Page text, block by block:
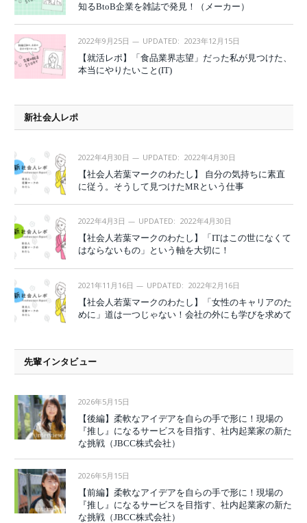
知るBtoB企業を雑誌で発見！（メーカー）
2022年9月25日 UPDATED: 2023年12月15日
【就活レポ】「食品業界志望」だった私が見つけた、
本当にやりたいこと(IT)
新社会人レポ
2022年4月30日 UPDATED: 2022年4月30日
【社会人若葉マークのわたし】 自分の気持ちに素直
に従う。そうして見つけたMRという仕事
2022年4月3日 UPDATED: 2022年4月30日
【社会人若葉マークのわたし】「ITはこの世になくて
はならないもの」という軸を大切に！
2021年11月16日 UPDATED: 2022年2月16日
【社会人若葉マークのわたし】「女性のキャリアのた
めに」道は一つじゃない！会社の外にも学びを求めて
先輩インタビュー
2026年5月15日
【後編】柔軟なアイデアを自らの手で形に！現場の
『推し』になるサービスを目指す、社内起業家の新た
な挑戦（JBCC株式会社）
2026年5月15日
【前編】柔軟なアイデアを自らの手で形に！現場の
『推し』になるサービスを目指す、社内起業家の新た
な挑戦（JBCC株式会社）